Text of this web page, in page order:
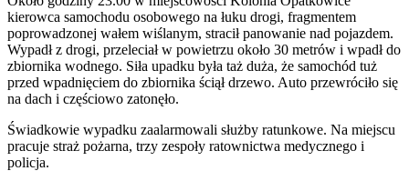
kierowca samochodu osobowego na łuku drogi, fragmentem
poprowadzonej wałem wiślanym, stracił panowanie nad pojazdem.
Wypadł z drogi, przeleciał w powietrzu około 30 metrów i wpadł do
zbiornika wodnego. Siła upadku była taż duża, że samochód tuż
przed wpadnięciem do zbiornika ściął drzewo. Auto przewróciło się
na dach i częściowo zatonęło.
Świadkowie wypadku zaalarmowali służby ratunkowe. Na miejscu
pracuje straż pożarna, trzy zespoły ratownictwa medycznego i
policja.